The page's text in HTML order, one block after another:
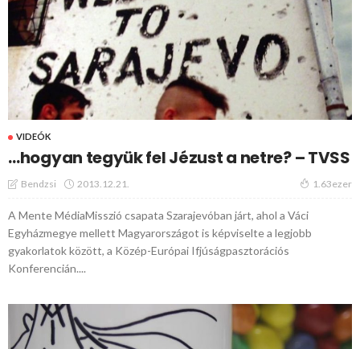
VIDEÓK
…hogyan tegyük fel Jézust a netre? – TVSS
Bendzsi 2013.12.21. 1.63ezer
A Mente MédiaMisszió csapata Szarajevóban járt, ahol a Váci
Egyházmegye mellett Magyarországot is képviselte a legjobb
gyakorlatok között, a Közép-Európai Ifjúságpasztorációs
Konferencián....